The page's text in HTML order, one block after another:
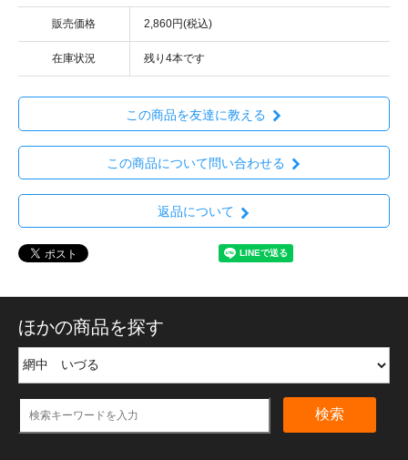
販売価格 2,860円(税込)
在庫状況 残り4本です
この商品を友達に教える
この商品について問い合わせる
返品について
ほかの商品を探す
検索